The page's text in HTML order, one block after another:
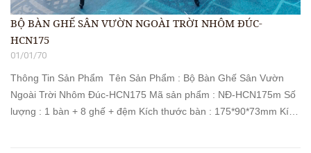
BỘ BÀN GHẾ SÂN VƯỜN NGOÀI TRỜI NHÔM ĐÚC-
HCN175
01/01/70
Thông Tin Sản Phẩm Tên Sản Phẩm : Bộ Bàn Ghế Sân Vườn
Ngoài Trời Nhôm Đúc-HCN175 Mã sản phẩm : NĐ-HCN175m Số
lượng : 1 bàn + 8 ghế + đệm Kích thước bàn : 175*90*73mm Kích